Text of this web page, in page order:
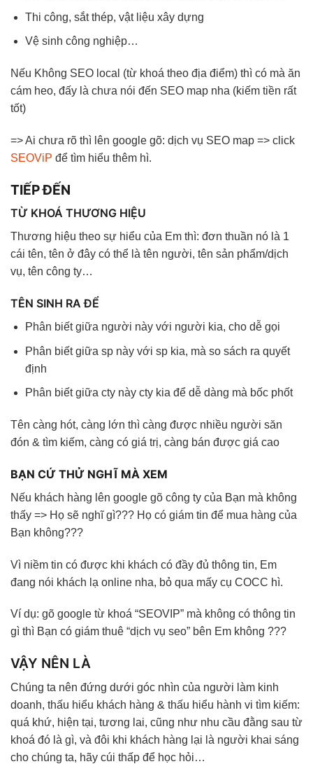
Thi công, sắt thép, vật liệu xây dựng
Vệ sinh công nghiệp…
Nếu Không SEO local (từ khoá theo địa điểm) thì có mà ăn
cám heo, đấy là chưa nói đến SEO map nha (kiếm tiền rất
tốt)
=> Ai chưa rõ thì lên google gõ: dịch vụ SEO map => click
SEOViP để tìm hiểu thêm hì.
TIẾP ĐẾN
TỪ KHOÁ THƯƠNG HIỆU
Thương hiệu theo sự hiểu của Em thì: đơn thuần nó là 1
cái tên, tên ở đây có thể là tên người, tên sản phẩm/dịch
vụ, tên công ty…
TÊN SINH RA ĐỂ
Phân biết giữa người này với người kia, cho dễ gọi
Phân biết giữa sp này với sp kia, mà so sách ra quyết
định
Phân biết giữa cty này cty kia để dễ dàng mà bốc phốt
Tên càng hót, càng lớn thì càng được nhiều người săn
đón & tìm kiếm, càng có giá trị, càng bán được giá cao
BẠN CỨ THỬ NGHĨ MÀ XEM
Nếu khách hàng lên google gõ công ty của Bạn mà không
thấy => Họ sẽ nghĩ gì??? Họ có giám tin để mua hàng của
Bạn không???
Vì niềm tin có được khi khách có đầy đủ thông tin, Em
đang nói khách lạ online nha, bỏ qua mấy cụ COCC hì.
Ví dụ: gõ google từ khoá “SEOVIP” mà không có thông tin
gì thì Bạn có giám thuê “dịch vụ seo” bên Em không ???
VẬY NÊN LÀ
Chúng ta nên đứng dưới góc nhìn của người làm kinh
doanh, thấu hiểu khách hàng & thấu hiểu hành vi tìm kiếm:
quá khứ, hiện tại, tương lai, cũng như nhu cầu đằng sau từ
khoá đó là gì, và đôi khi khách hàng lại là người khai sáng
cho chúng ta, hãy cúi thấp để học hỏi…